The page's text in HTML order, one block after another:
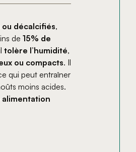
ou décalcifiés,
de 15% de
tolère l’humidité,
ou compacts. Il
qui peut entraîner
moins acides.